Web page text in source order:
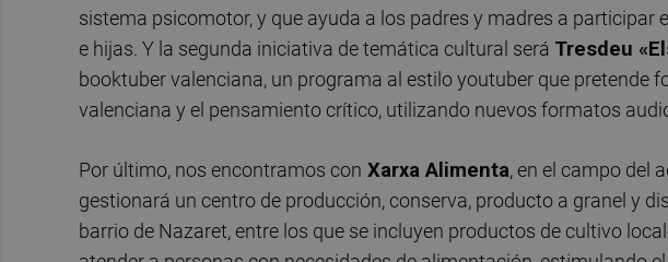
sistema psicomotor, y que ayuda a los padres y madres a participar
e hijas. Y la segunda iniciativa de temática cultural será Tresdeu
booktuber valenciana, un programa al estilo youtuber que pretende
valenciana y el pensamiento crítico, utilizando nuevos formatos
Por último, nos encontramos con Xarxa Alimenta, en el campo del
gestionará un centro de producción, conserva, producto a granel y
barrio de Nazaret, entre los que se incluyen productos de cultivo